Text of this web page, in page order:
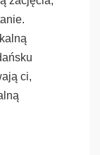
ci,